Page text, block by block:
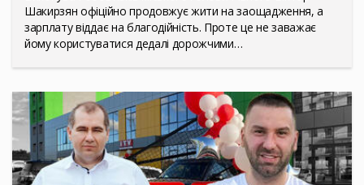
Шакирзян офіційно продовжує жити на заощадження, а
зарплату віддає на благодійність. Проте це не заважає
йому користуватися дедалі дорожчими…